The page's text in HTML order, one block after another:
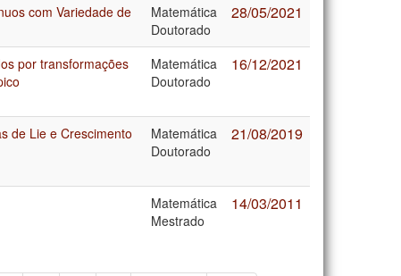
com Variedade de
Matemática
Doutorado
28/05/2021
por transformações
Matemática
Doutorado
16/12/2021
de Lie e Crescimento
Matemática
Doutorado
21/08/2019
Matemática
Mestrado
14/03/2011